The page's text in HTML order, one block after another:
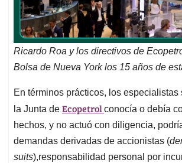
Ricardo Roa y los directivos de
Bolsa de Nueva York los 15 años de
En términos prácticos, los especialistas
la Junta de Ecopetrolconocía o debía
hechos, y no actuó con diligencia,
demandas derivadas de accionistas (
suits),responsabilidad personal por